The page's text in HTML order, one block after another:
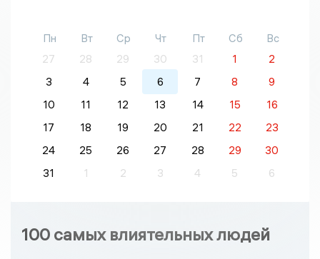
Пн Вт Ср Чт Пт Сб
Вс
27
28 29 30 31 1
2
3
4 5 6 7 8
9
10
11 12 13 14 15
16
17
18 19 20 21 22
23
24
25 26 27 28 29
30
31
1 2 3 4 5 6
100 самых влиятельных людей